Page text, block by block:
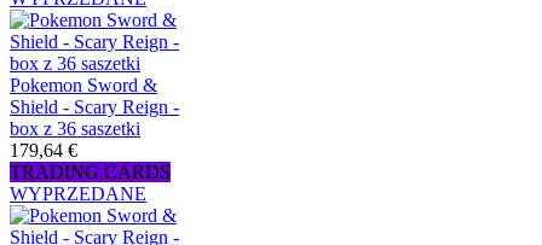
Pokemon Sword &
Shield - Scary Reign -
box z 36 saszetki
179,64 €
TRADING CARDS
WYPRZEDANE